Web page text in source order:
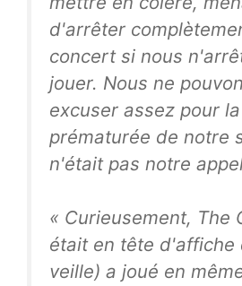
d'arrêter
concert si nous
jouer. Nous ne
excuser assez pour
prématurée de notre
n'était pas notre
« Curieusement, The
était en tête d'affiche
veille) a joué en